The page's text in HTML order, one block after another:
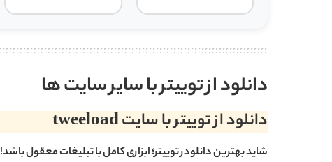
دانلود از توییتر با سایر سایت ها
دانلود از توییتر با سایت tweeload
شاید بهترین دانلودر توییتر؛ ابزاری کامل با تبلیغات معقول باشد!